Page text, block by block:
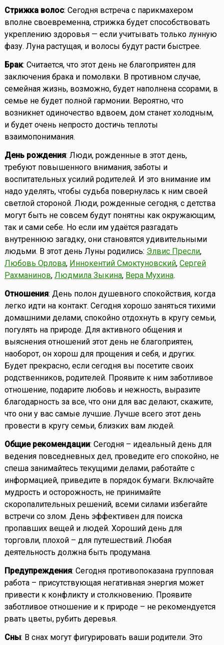
Стрижка волос: Сегодня встреча с парикмахером
вполне своевременна, стрижка будет способствовать
укреплению здоровья — если учитывать только лунную
фазу. Луна растущая, и волосы будут расти быстрее.
Брак: Считается, что этот день не благоприятен для
заключения брака и помолвки. В противном случае,
семейная жизнь, возможно, будет наполнена ссорами, в
семье не будет полной гармонии. Вероятно, что
возникнет одиночество вдвоем, дом станет холодным,
и будет очень непросто достичь теплоты
взаимопонимания.
День рождения: Люди, рожденные в этот день,
требуют повышенного внимания, заботы и
воспитательных усилий родителей. И это внимание им
надо уделять, чтобы судьба повернулась к ним своей
светлой стороной. Люди, рожденные сегодня, с детства
могут быть не совсем будут понятны как окружающим,
так и сами себе. Но если им удаётся разгадать
внутреннюю загадку, они становятся удивительными
людьми. В этот день Луны родились: Элвис Пресли,
Любовь Орлова, Иннокентий Смоктуновский, Сергей
Рахманинов, Людмила Зыкина, Вера Мухина.
Отношения: День полон душевного спокойствия, когда
легко идти на контакт. Сегодня хорошо заняться тихими
домашними делами, спокойно отдохнуть в кругу семьи,
погулять на природе. Для активного общения и
выяснения отношений этот день не благоприятен,
наоборот, он хорош для прощения и себя, и других.
Будет прекрасно, если сегодня вы посетите своих
родственников, родителей. Проявите к ним заботливое
отношение, подарите любовь и нежность, выразите
благодарность за все, что они для вас делают, скажите,
что они у вас самые лучшие. Лучше всего этот день
провести в кругу семьи, близких вам людей.
Общие рекомендации: Сегодня – идеальный день для
ведения повседневных дел, проведите его спокойно, не
спеша занимайтесь текущими делами, работайте с
информацией, приведите в порядок бумаги. Включайте
мудрость и осторожность, не принимайте
скоропалительных решений, всеми силами избегайте
встречи со злом. День эффективен для поиска
пропавших вещей и людей. Хороший день для
торговли, плохой – для путешествий. Любая
деятельность должна быть продумана.
Предупреждения: Сегодня противопоказана групповая
работа – присутствующая негативная энергия может
привести к конфликту и столкновению. Проявите
заботливое отношение и к природе – не рекомендуется
рвать цветы, рубить деревья.
Сны: В снах могут фигурировать ваши родители. Это